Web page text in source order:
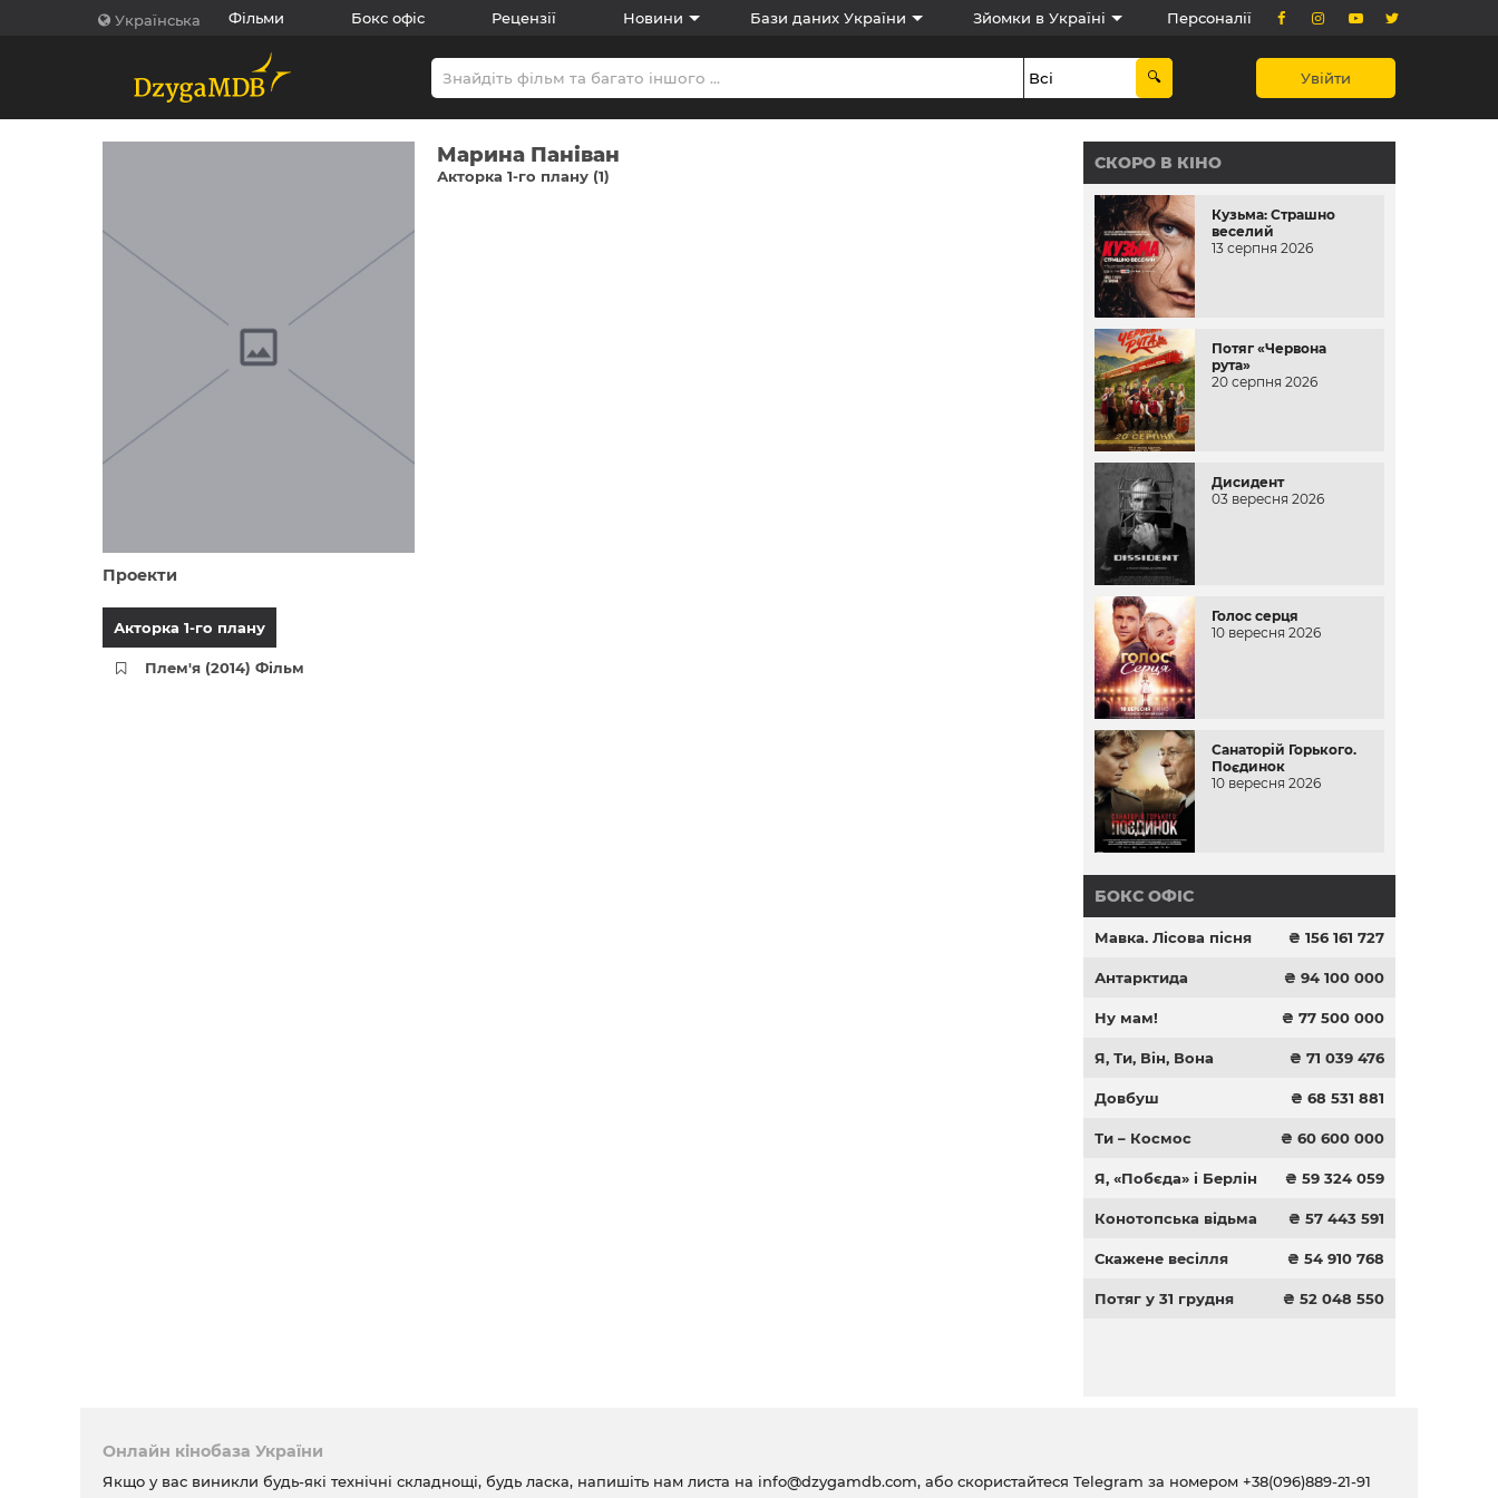
Українська Фільми Бокс офіс Рецензії Новини Бази даних України Зйомки в Україні Персоналії
Увійти
Марина Паніван
Акторка 1-го плану (1)
Проекти
Акторка 1-го плану
Плем'я (2014) Фільм
СКОРО В КІНО
Кузьма: Страшно
веселий
13 серпня 2026
Потяг «Червона
рута»
20 серпня 2026
Дисидент
03 вересня 2026
Голос серця
10 вересня 2026
Санаторій Горького.
Поєдинок
10 вересня 2026
БОКС ОФІС
Мавка. Лісова пісня ₴ 156 161 727
Антарктида ₴ 94 100 000
Ну мам! ₴ 77 500 000
Я, Ти, Він, Вона ₴ 71 039 476
Довбуш ₴ 68 531 881
Ти – Космос ₴ 60 600 000
Я, «Побєда» і Берлін ₴ 59 324 059
Конотопська відьма ₴ 57 443 591
Скажене весілля ₴ 54 910 768
Потяг у 31 грудня ₴ 52 048 550
Онлайн кінобаза України
Якщо у вас виникли будь-які технічні складнощі, будь ласка, напишіть нам листа на info@dzygamdb.com, або скористайтеся Telegram за номером +38(096)889-21-91